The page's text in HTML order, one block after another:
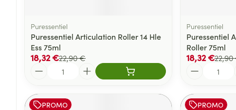
Puressentiel
Puressentiel Articulation Roller 14 Hle
Ess 75ml
22,90 €
18,32 €
Puressentiel
Puressentiel
Roller 75ml
18,32 €
PROMO PROMO